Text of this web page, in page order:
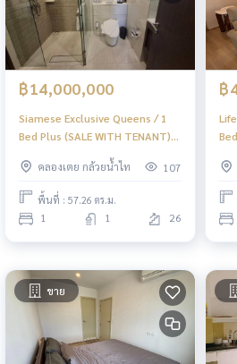
฿14,000,000
Siamese Exclusive Queens / 1
Bed Plus (SALE WITH TENANT),
ไซมิส เอ๊กซ์คลูซีพ ควีนส์ / 1 ห้อง
นอน + ห้องอเนกประสงค์ (ขาย
พร้อมผู้เช่า) NES005
คลองเตย กล้วยน้ำไท 107
พื้นที่ : 57.26 ตร.ม.
1 1 26
฿
พ
เช่
ขาย